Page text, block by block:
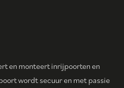
en monteert inrijpoorten en
wordt secuur en met passie